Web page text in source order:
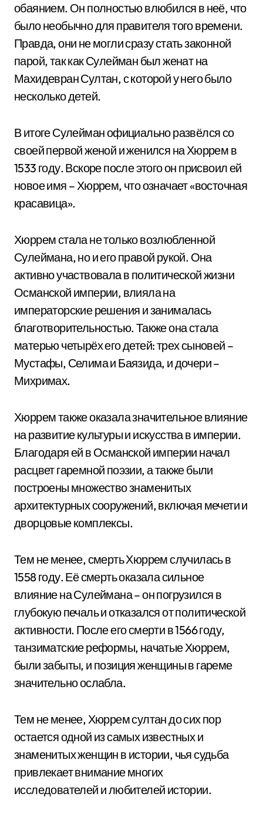
обаянием. Он полностью влюбился в неё, что
было необычно для правителя того времени.
Правда, они не могли сразу стать законной
парой, так как Сулейман был женат на
Махидевран Султан, с которой у него было
несколько детей.
В итоге Сулейман официально развёлся со
своей первой женой и женился на Хюррем в
1533 году. Вскоре после этого он присвоил ей
новое имя – Хюррем, что означает «восточная
красавица».
Хюррем стала не только возлюбленной
Сулеймана, но и его правой рукой. Она
активно участвовала в политической жизни
Османской империи, влияла на
императорские решения и занималась
благотворительностью. Также она стала
матерью четырёх его детей: трех сыновей –
Мустафы, Селима и Баязида, и дочери –
Михримах.
Хюррем также оказала значительное влияние
на развитие культуры и искусства в империи.
Благодаря ей в Османской империи начал
расцвет гаремной поэзии, а также были
построены множество знаменитых
архитектурных сооружений, включая мечети и
дворцовые комплексы.
Тем не менее, смерть Хюррем случилась в
1558 году. Её смерть оказала сильное
влияние на Сулеймана – он погрузился в
глубокую печаль и отказался от политической
активности. После его смерти в 1566 году,
танзиматские реформы, начатые Хюррем,
были забыты, и позиция женщины в гареме
значительно ослабла.
Тем не менее, Хюррем султан до сих пор
остается одной из самых известных и
знаменитых женщин в истории, чья судьба
привлекает внимание многих
исследователей и любителей истории.